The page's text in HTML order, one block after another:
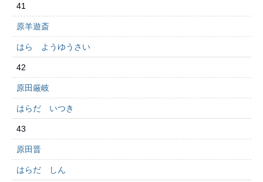
41
原羊遊斎
はら ようゆうさい
42
原田厳岐
はらだ いつき
43
原田晋
はらだ しん